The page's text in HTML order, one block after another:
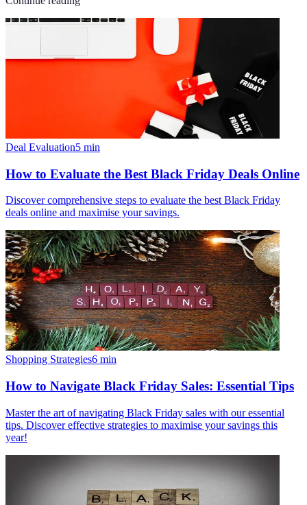
Deal Evaluation5 min
How to Evaluate the Best Black Friday Deals Online
Discover comprehensive steps to evaluate the best Black Friday
deals online and maximise your savings.
Shopping Strategies6 min
How to Navigate Black Friday Sales: Essential Tips
Master the art of navigating Black Friday sales with our essential
tips. Discover effective strategies to maximise your savings this
year!